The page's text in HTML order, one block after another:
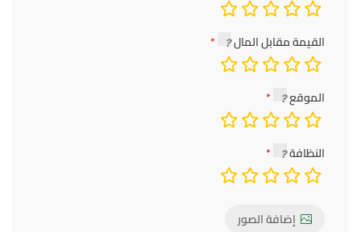
القيمة مقابل المال
الموقع
النظافة
إضافة الصور